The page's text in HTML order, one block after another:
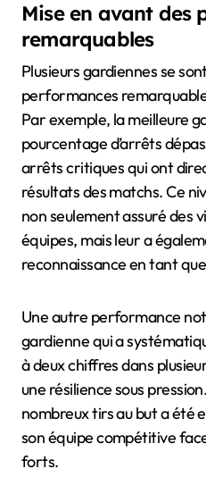
Mise en avant des
remarquables
Plusieurs gardiennes se
performances
Par exemple, la meilleure
pourcentage d’arrêts
arrêts critiques qui ont
résultats des matchs. Ce
non seulement assuré des
équipes, mais leur a
reconnaissance en tant
Une autre performance
gardienne qui a
à deux chiffres dans
une résilience sous
nombreux tirs au but a été
son équipe compétitive
forts.